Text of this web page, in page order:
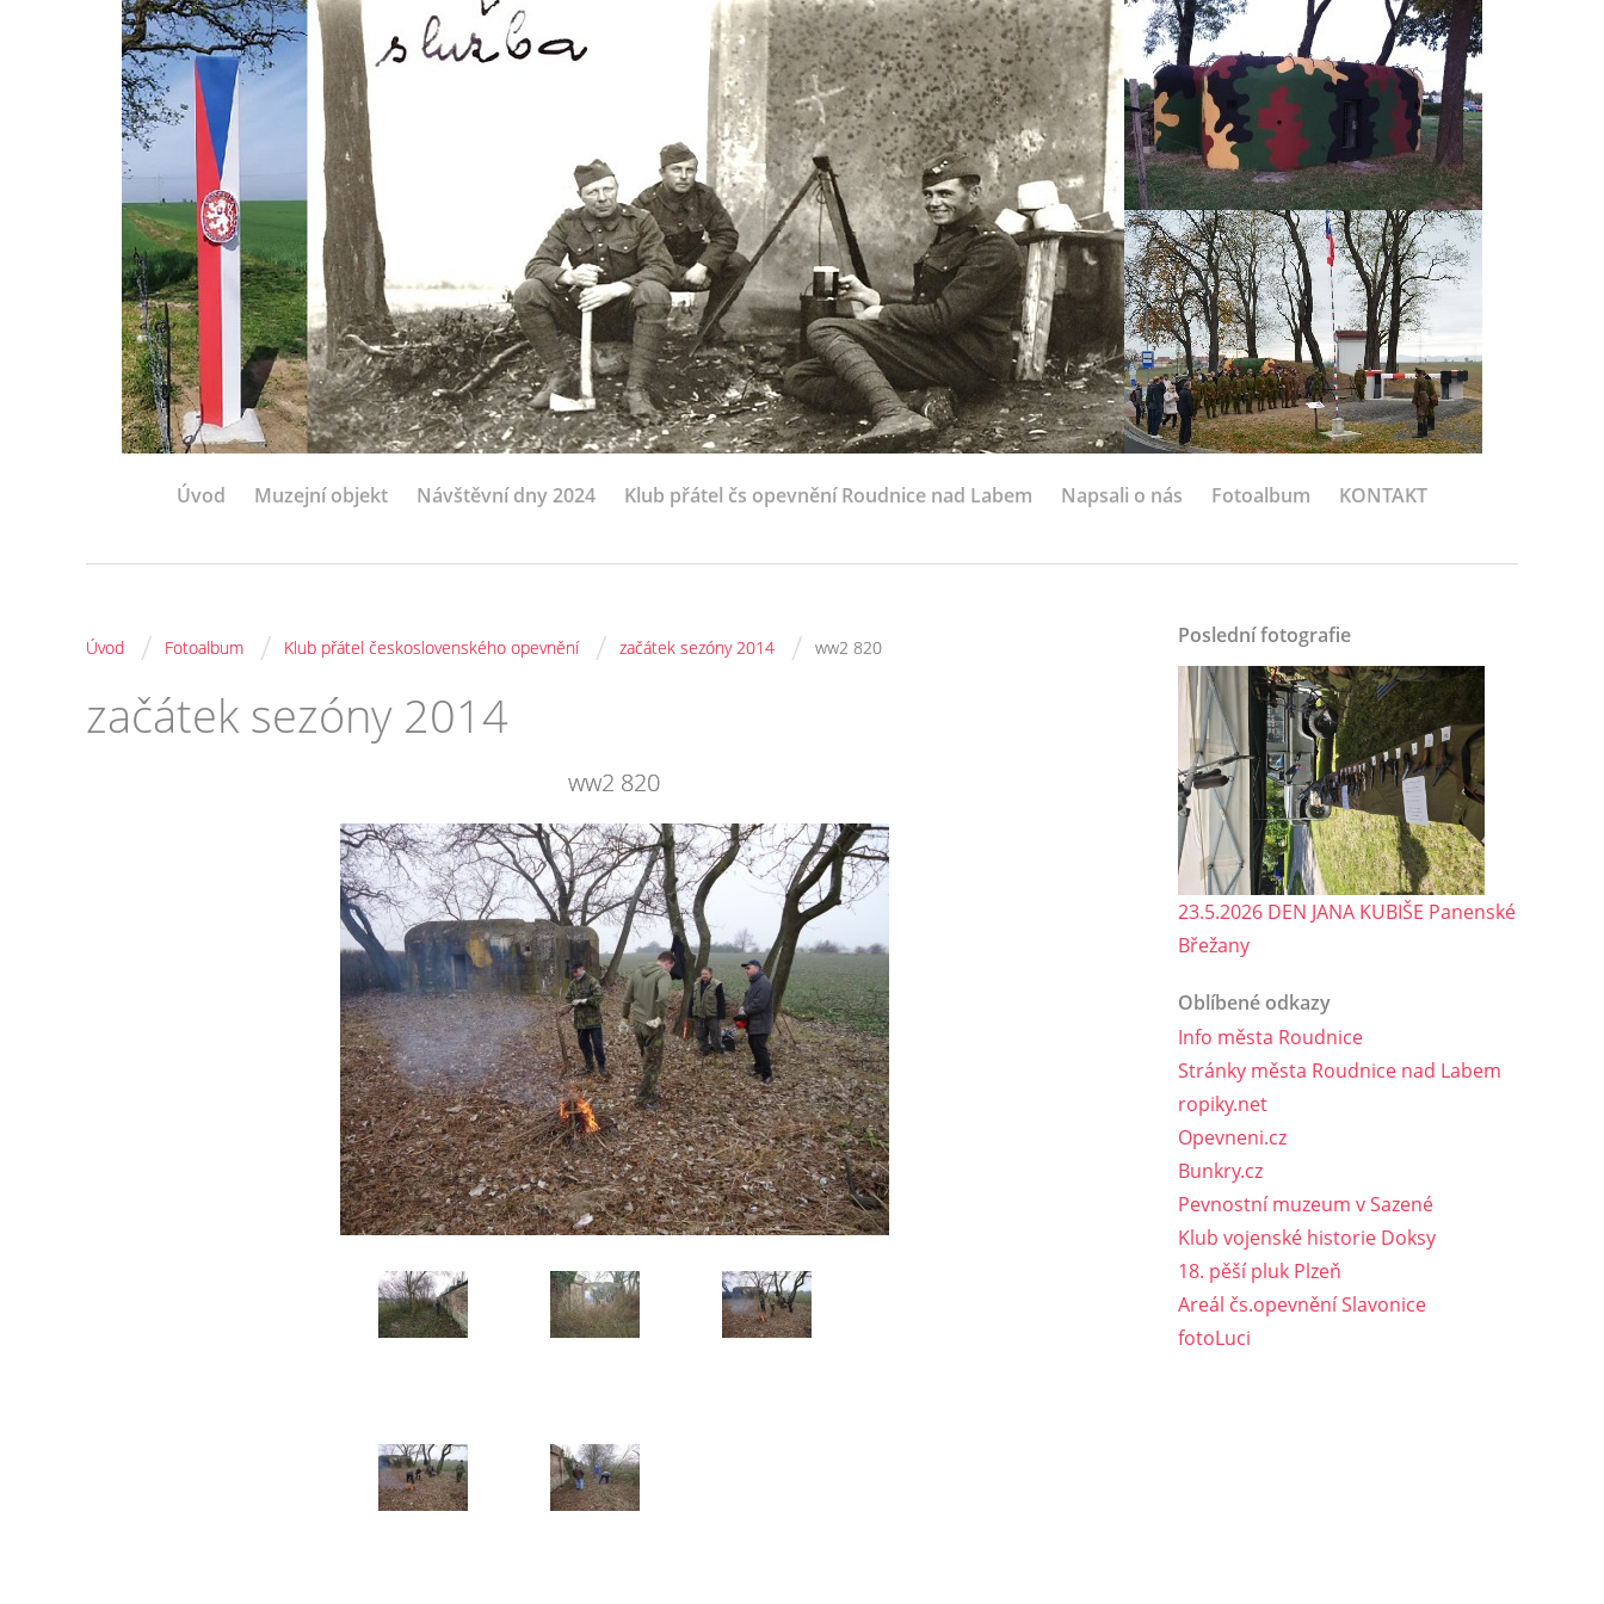
Úvod Muzejní objekt Návštěvní dny 2024 Klub přátel čs opevnění Roudnice nad Labem Napsali o nás Fotoalbum KONTAKT
Úvod / Fotoalbum / Klub přátel československého opevnění / začátek sezóny 2014 / ww2 820
začátek sezóny 2014
ww2 820
Poslední fotografie
23.5.2026 DEN JANA KUBIŠE Panenské
Břežany
Oblíbené odkazy
Info města Roudnice
Stránky města Roudnice nad Labem
ropiky.net
Opevneni.cz
Bunkry.cz
Pevnostní muzeum v Sazené
Klub vojenské historie Doksy
18. pěší pluk Plzeň
Areál čs.opevnění Slavonice
fotoLuci